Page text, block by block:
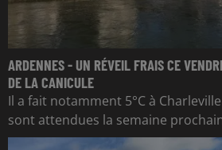
ARDENNES - UN RÉVEIL FRAIS CE
DE LA CANICULE
Il a fait notamment 5°C à
sont attendues la semaine